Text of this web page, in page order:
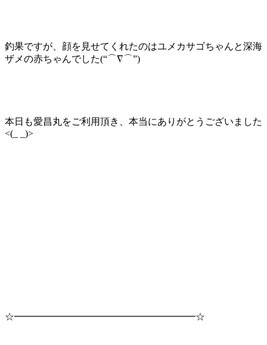
釣果ですが、顔を見せてくれたのはユメカサゴちゃんと深海
ザメの赤ちゃんでした(“⌒∇⌒”)
本日も愛昌丸をご利用頂き、本当にありがとうございました
<(_ _)>
☆━━━━━━━━━━━━━━━━━━━☆